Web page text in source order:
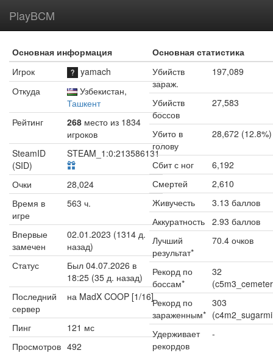
PlayBCM
Основная информация
Игрок
yamach
Откуда
Узбекистан,
Ташкент
Рейтинг
268 место из 1834
игроков
SteamID
(SID)
STEAM_1:0:213586131
Очки
28,024
Время в
игре
563 ч.
Впервые
замечен
02.01.2023 (1314 д.
назад)
Статус
Был 04.07.2026 в
18:25 (35 д. назад)
Последний
сервер
на MadX COOP [1/16]
Пинг
121 мс
Просмотров 492
Основная статистика
Убийств
зараж.
197,089
Убийств
боссов
27,583
Убито в
голову
28,672 (12.8%)
Сбит с ног
6,192
Смертей
2,610
Живучесть
3.13 баллов
Аккуратность
2.93 баллов
Лучший
результат*
70.4 очков
Рекорд по
боссам*
32
Рекорд по
зараженным*
303
Удерживает
рекордов
-